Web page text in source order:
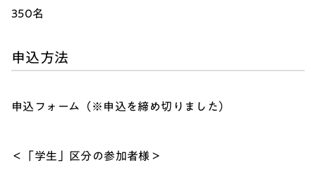
350名
申込方法
申込フォーム（※申込を締め切りました）
＜「学生」区分の参加者様＞